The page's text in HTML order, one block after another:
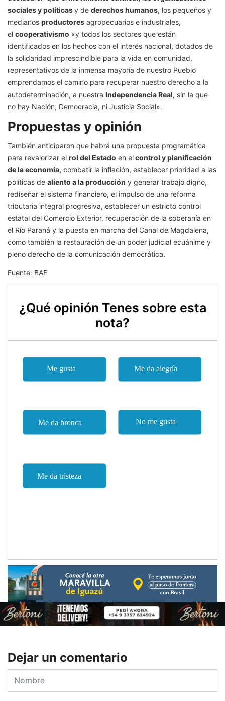
sociales y políticasy de derechos humanos, los pequeños y
medianos productores agropecuarios e industriales,
el cooperativismo «y todos los sectores que están
identificados en los hechos con el interés nacional, dotados de
la solidaridad imprescindible para la vida en comunidad,
representativos de la inmensa mayoría de nuestro Pueblo
emprendamos el camino para recuperar nuestro derecho a la
autodeterminación, a nuestra Independencia Real, sin la que
no hay Nación, Democracia, ni Justicia Social».
Propuestas y opinión
También anticiparon que habrá una propuesta programática
para revalorizar el rol del Estado en elcontrol y planificación
de la economía, combatir la inflación, establecer prioridad a las
políticas de aliento a la producción y generar trabajo digno,
rediseñar el sistema financiero, el impulso de una reforma
tributaria integral progresiva, establecer un estricto control
estatal del Comercio Exterior, recuperación de la soberanía en
el Río Paraná y la puesta en marcha del Canal de Magdalena,
como también la restauración de un poder judicial ecuánime y
pleno derecho de la comunicación democrática.
Fuente: BAE
¿Qué opinión Tenes sobre esta
nota?
Dejar un comentario